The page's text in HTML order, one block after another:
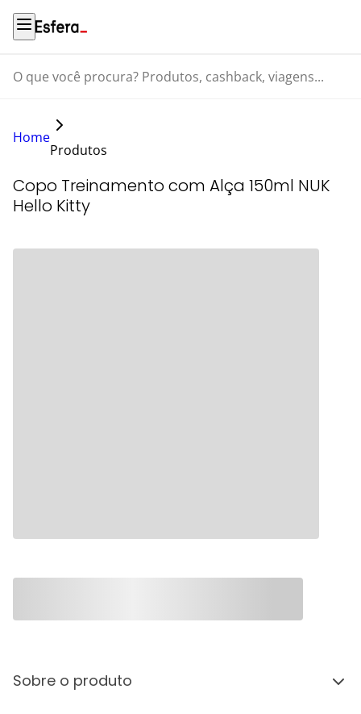
O que você procura? Produtos, cashback, viagens...
Home
Produtos
Copo Treinamento com Alça 150ml NUK
Hello Kitty
Sobre o produto